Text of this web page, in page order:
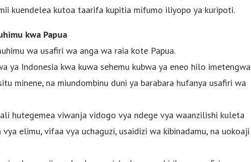
kuendelea kutoa taarifa kupitia mifumo iliyopo ya kuripoti.
kwa Papua
wa usafiri wa anga wa raia kote Papua.
ya Indonesia kwa kuwa sehemu kubwa ya eneo hilo imetengwa
minene, na miundombinu duni ya barabara hufanya usafiri wa
hutegemea viwanja vidogo vya ndege vya waanzilishi kuleta
elimu, vifaa vya uchaguzi, usaidizi wa kibinadamu, na uokoaji